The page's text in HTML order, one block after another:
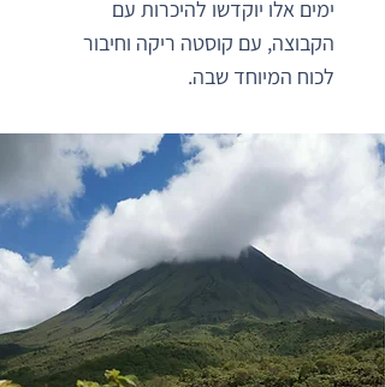
ימים אלו יוקדשו להיכרות עם
הקבוצה, עם קוסטה ריקה וחיבור
לכוח המיוחד שבה.